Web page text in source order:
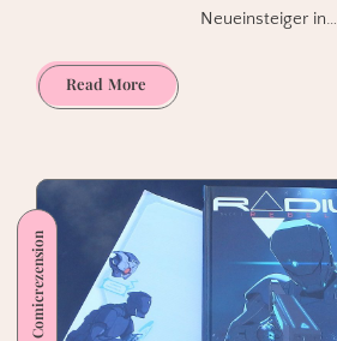
Neueinsteiger in…
Read MoreUniversum
der
–
Comictipps
Comicrezension